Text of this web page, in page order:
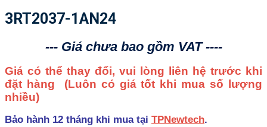
3RT2037-1AN24
--- Giá chưa bao gồm VAT ----
Giá có thể thay đổi, vui lòng liên hệ trước khi
đặt hàng (Luôn có giá tốt khi mua số lượng
nhiều)
Bảo hành 12 tháng khi mua tại TPNewtech.